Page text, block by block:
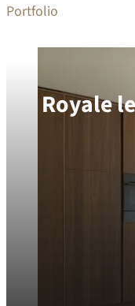
Portfolio
Royale